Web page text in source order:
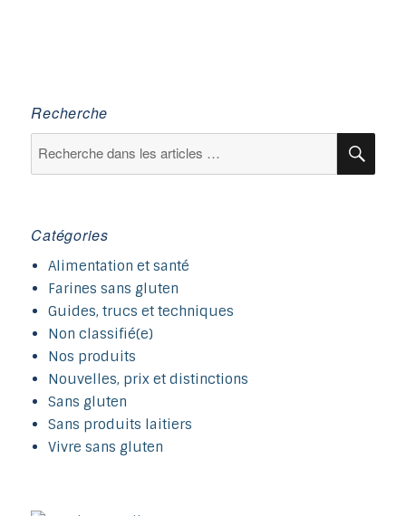
Recherche
Catégories
Alimentation et santé
Farines sans gluten
Guides, trucs et techniques
Non classifié(e)
Nos produits
Nouvelles, prix et distinctions
Sans gluten
Sans produits laitiers
Vivre sans gluten